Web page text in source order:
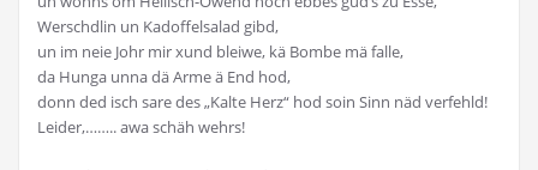
Werschdlin un Kadoffelsalad gibd,
un im neie Johr mir xund bleiwe, kä Bombe mä falle,
da Hunga unna dä Arme ä End hod,
donn ded isch sare des „Kalte Herz“ hod soin Sinn näd verfehld!
Leider,…….. awa schäh wehrs!